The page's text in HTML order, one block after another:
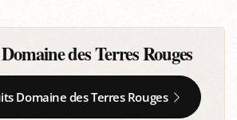
Domaine des Terres Rouges
Domaine des Terres Rouges